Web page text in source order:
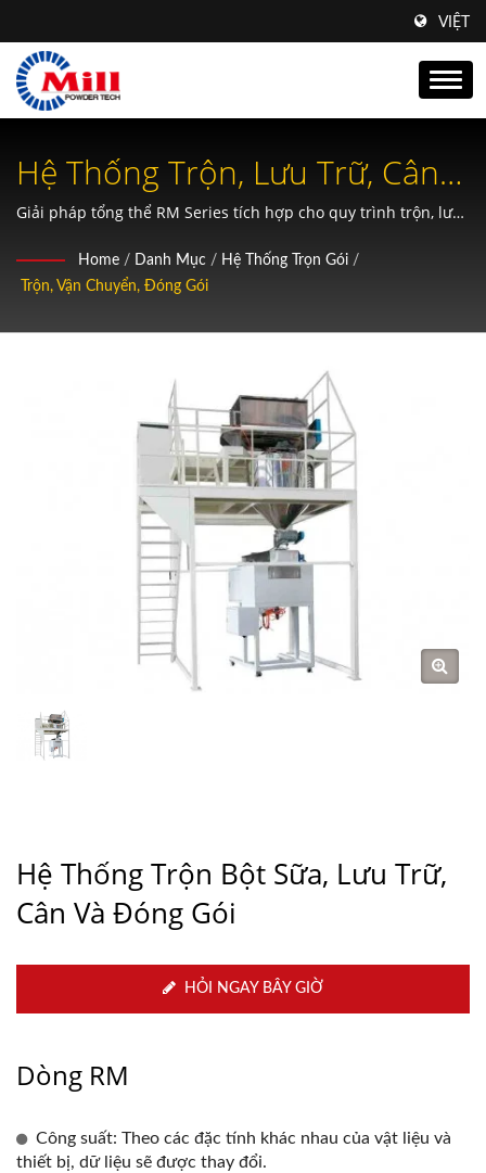
VIỆT
Hệ Thống Trộn, Lưu Trữ, Cân
Và Đóng Gói Bột Sữa Hoàn
Chỉnh Cho Sản Xuất Sữa
Giải pháp tổng thể RM Series tích hợp cho quy trình trộn, lưu
100kg đến 2000kg
Home / Danh Mục / Hệ Thống Trọn Gói /
Trộn, Vận Chuyển, Đóng Gói
Hệ Thống Trộn Bột Sữa, Lưu Trữ,
Cân Và Đóng Gói
HỎI NGAY BÂY GIỜ
Dòng RM
Công suất: Theo các đặc tính khác nhau của vật liệu và
thiết bị, dữ liệu sẽ được thay đổi.